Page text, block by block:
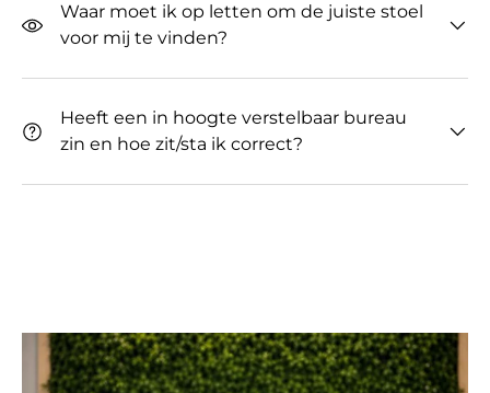
Waar moet ik op letten om de juiste stoel
voor mij te vinden?
Heeft een in hoogte verstelbaar bureau
zin ​​en hoe zit/sta ik correct?